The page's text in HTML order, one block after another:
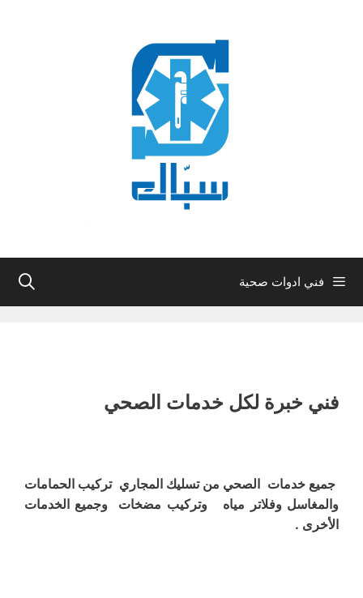
فني ادوات صحية
فني خبرة لكل خدمات الصحي
جميع خدمات الصحي من تسليك المجاري تركيب الحمامات
والمغاسل وفلاتر مياه وتركيب مضخات وجميع الخدمات
الأخرى .